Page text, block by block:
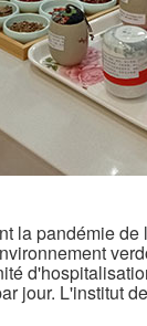
la pandémie
jour. L'institut